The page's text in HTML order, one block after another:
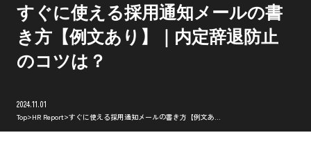
すぐに使える採用通知メールの書
き方【例文あり】｜内定辞退防止
のコツは？
2024.11.01
Top>HR Report>